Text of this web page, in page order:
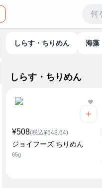
しらす・ちりめん 海藻
しらす・ちりめん
¥508(税込¥548.64)
ジョイフーズ ちりめん
65g